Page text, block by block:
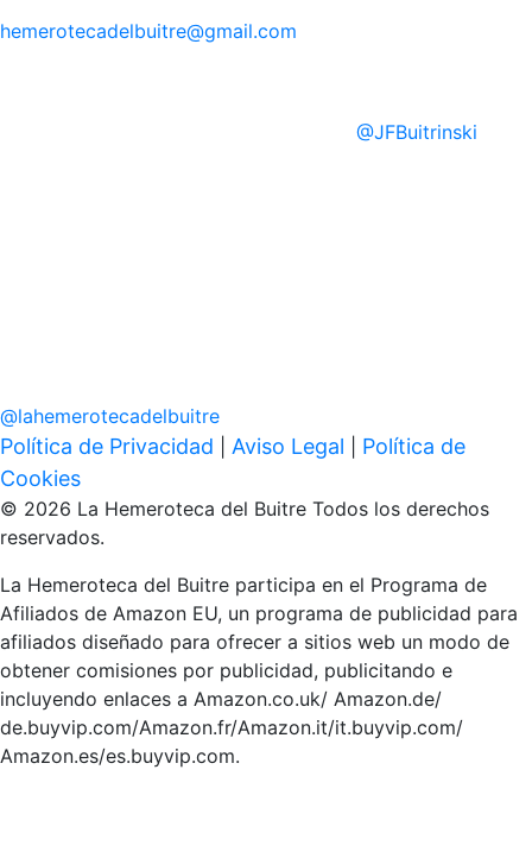
hemerotecadelbuitre@gmail.com
@JFBuitrinski
@lahemerotecadelbuitre
Política de Privacidad Aviso Legal
Política de
Cookies
© 2026 La Hemeroteca del Buitre Todos los derechos
reservados.
La Hemeroteca del Buitre participa en el Programa de
Afiliados de Amazon EU, un programa de publicidad para
afiliados diseñado para ofrecer a sitios web un modo de
obtener comisiones por publicidad, publicitando e
incluyendo enlaces a Amazon.co.uk/ Amazon.de/
de.buyvip.com/Amazon.fr/Amazon.it/it.buyvip.com/
Amazon.es/es.buyvip.com.